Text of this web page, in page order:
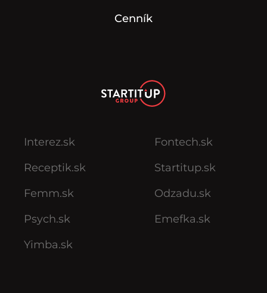
Cenník
Interez.sk
Receptik.sk
Femm.sk
Psych.sk
Yimba.sk
Fontech.sk
Startitup.sk
Odzadu.sk
Emefka.sk